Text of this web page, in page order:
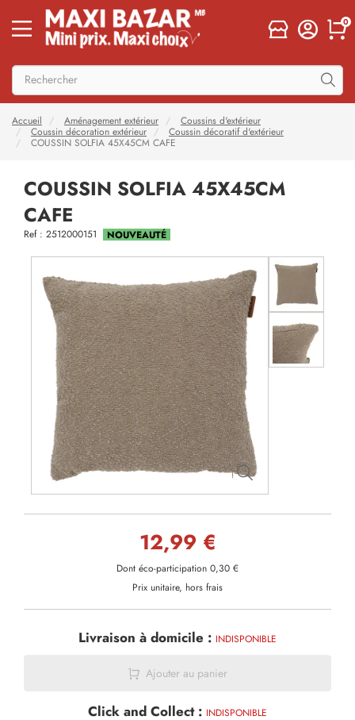
0
Accueil Aménagement extérieur
Coussins d'extérieur
Coussin décoration extérieur
Coussin décoratif d'extérieur
COUSSIN SOLFIA 45X45CM CAFE
COUSSIN SOLFIA 45X45CM
CAFE
Ref : 2512000151 NOUVEAUTÉ
12,99 €
Dont éco-participation 0,30 €
Prix unitaire, hors frais
Livraison à domicile : INDISPONIBLE
Ajouter au panier
Click and Collect : INDISPONIBLE